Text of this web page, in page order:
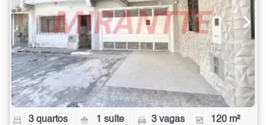
3 quartos 1 suíte 3 vagas 120 m²